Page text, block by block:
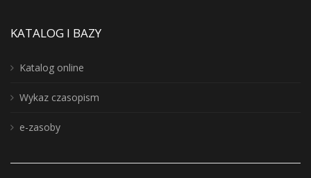
KATALOG I BAZY
Katalog online
Wykaz czasopism
e-zasoby